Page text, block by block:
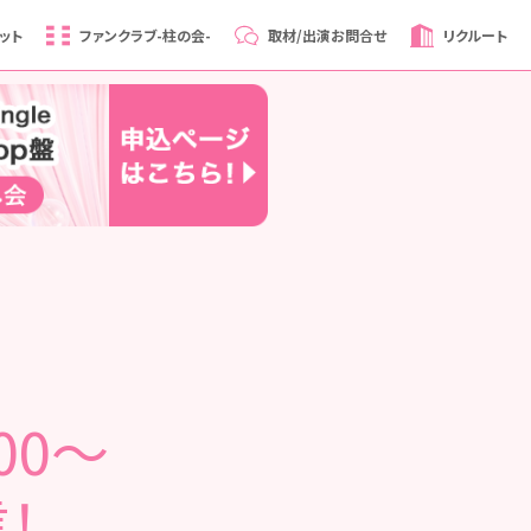
ト ファンクラブ-柱の会- 取材/出演お問合せ リクルート
～